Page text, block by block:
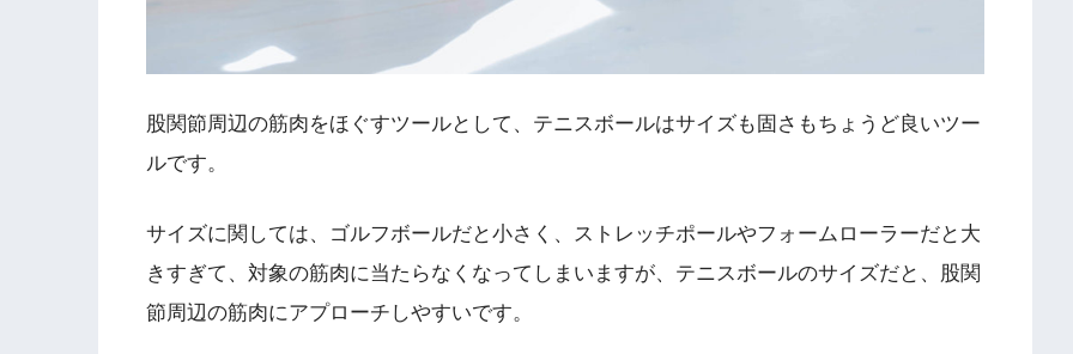
股関節周辺の筋肉をほぐすツールとして、テニスボールはサイズも固さもちょうど良いツー
ルです。
サイズに関しては、ゴルフボールだと小さく、ストレッチポールやフォームローラーだと大
きすぎて、対象の筋肉に当たらなくなってしまいますが、テニスボールのサイズだと、股関
節周辺の筋肉にアプローチしやすいです。